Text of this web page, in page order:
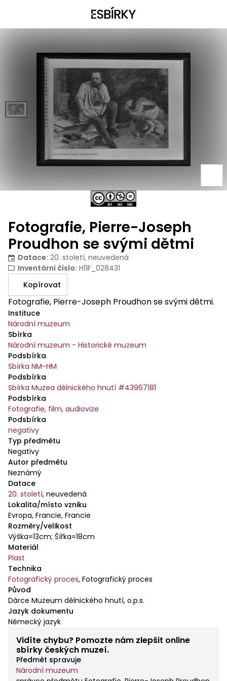
Fotografie, Pierre-Joseph
Proudhon se svými dětmi
Datace: 20. století, neuvedená
Inventární číslo: H11F_028431
Kopírovat
Fotografie, Pierre-Joseph Proudhon se svými dětmi.
Instituce
Národní muzeum
Sbírka
Národní muzeum - Historické muzeum
Podsbírka
Sbírka NM-HM
Podsbírka
Sbírka Muzea dělnického hnutí #43967181
Podsbírka
Fotografie, film, audiovize
Podsbírka
negativy
Typ předmětu
Negativy
Autor předmětu
Neznámý
Datace
20. století, neuvedená
Lokalita/místo vzniku
Evropa, Francie, Francie
Rozměry/velikost
Výška=13cm; Šířka=18cm
Materiál
Plast
Technika
Fotografický proces, Fotografický proces
Původ
Dárce Muzeum dělnického hnutí, o.p.s.
Jazyk dokumentu
Německý jazyk
Vidíte chybu? Pomozte nám zlepšit online
sbírky českých muzeí.
Předmět spravuje
Národní muzeum